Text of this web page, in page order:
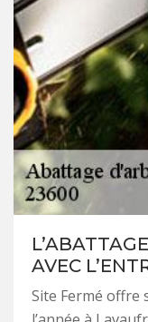
AVEC
Site Fermé offre